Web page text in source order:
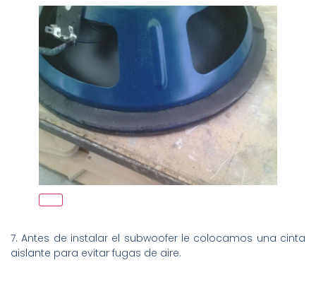
7. Antes de instalar el subwoofer le colocamos una cinta
aislante para evitar fugas de aire.